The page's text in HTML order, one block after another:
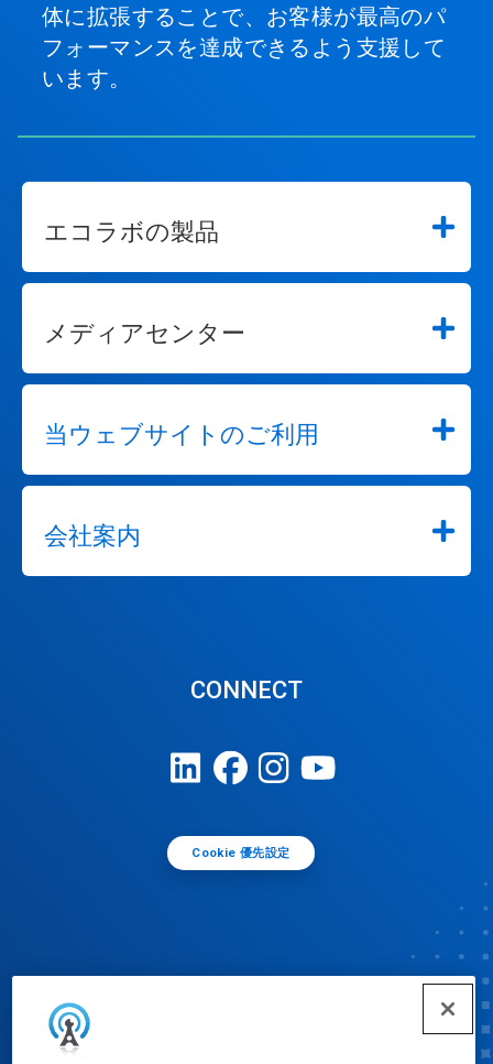
体に拡張することで、お客様が最高のパ
フォーマンスを達成できるよう支援して
います。
エコラボの製品
メディアセンター
当ウェブサイトのご利用
会社案内
CONNECT
Cookie 優先設定